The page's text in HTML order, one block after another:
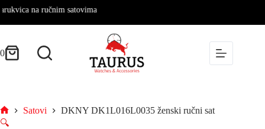
na ručnim satovima
content
Shopping
0
Početna
Satovi
DKNY DK1L016L0035 ženski ručni sat
🔍